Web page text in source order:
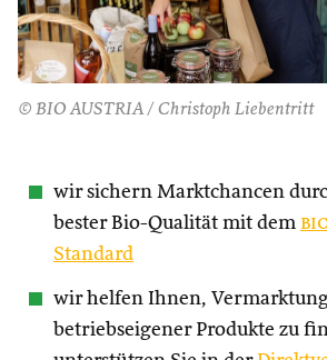
© BIO AUSTRIA / Christoph Liebentritt
wir sichern Marktchancen
bester Bio-Qualität mit dem
Standard
wir helfen Ihnen,
betriebseigener Produkte zu